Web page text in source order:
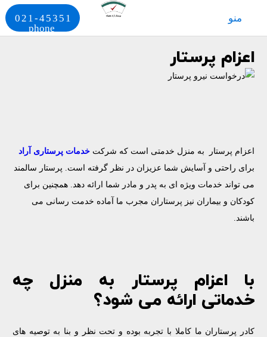
منو
021-45351
phone
اعزام پرستار
اعزام پرستار به منزل خدمتی است که شرکت خدمات پرستاری آراد
برای راحتی و آسایش شما عزیزان در نظر گرفته است. پرستار سالمند
می تواند خدمات ویژه ای به پدر و مادر شما ارائه دهد. همچنین برای
کودکان و بیماران نیز پرستاران مجرب ما آماده خدمت رسانی می
باشند‌.
با اعزام پرستار به منزل چه
خدماتی ارائه می شود؟
کادر پرستاران ما کاملا با تجربه بوده و تحت نظر و بنا به توصیه های